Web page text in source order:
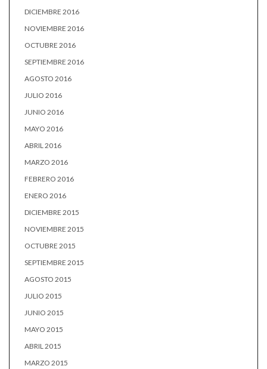
DICIEMBRE 2016
NOVIEMBRE 2016
OCTUBRE 2016
SEPTIEMBRE 2016
AGOSTO 2016
JULIO 2016
JUNIO 2016
MAYO 2016
ABRIL 2016
MARZO 2016
FEBRERO 2016
ENERO 2016
DICIEMBRE 2015
NOVIEMBRE 2015
OCTUBRE 2015
SEPTIEMBRE 2015
AGOSTO 2015
JULIO 2015
JUNIO 2015
MAYO 2015
ABRIL 2015
MARZO 2015